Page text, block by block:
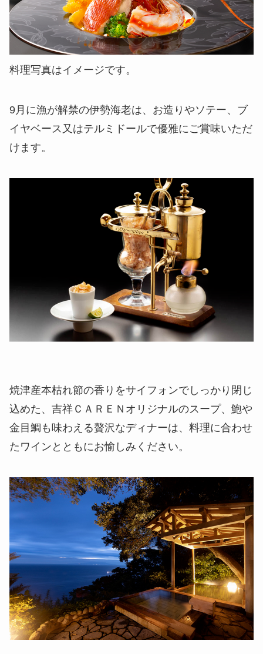
料理写真はイメージです。
9月に漁が解禁の伊勢海老は、お造りやソテー、ブ
イヤベース又はテルミドールで優雅にご賞味いただ
けます。
焼津産本枯れ節の香りをサイフォンでしっかり閉じ
込めた、吉祥ＣＡＲＥＮオリジナルのスープ、鮑や
金目鯛も味わえる贅沢なディナーは、料理に合わせ
たワインとともにお愉しみください。